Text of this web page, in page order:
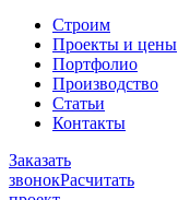
Строим
Проекты и цены
Портфолио
Производство
Статьи
Контакты
Заказать
звонокРасчитать